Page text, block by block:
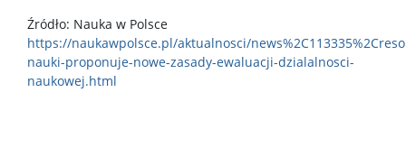
Źródło: Nauka w Polsce
https://naukawpolsce.pl/aktualnosci/
nauki-proponuje-nowe-zasady-ewaluacji-dzialalnosci-
naukowej.html